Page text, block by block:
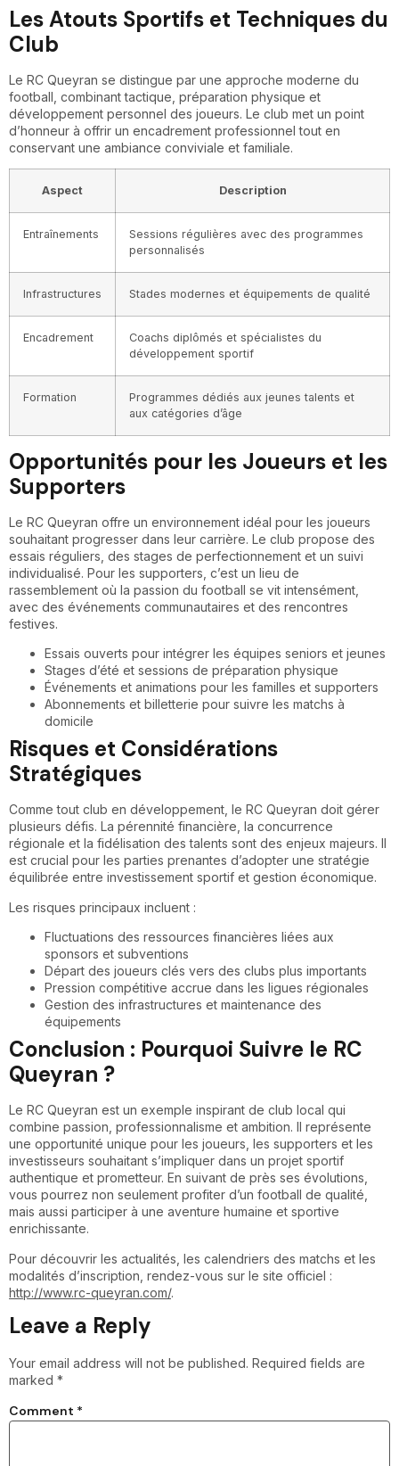
Les Atouts Sportifs et Techniques du
Club
Le RC Queyran se distingue par une approche moderne du
football, combinant tactique, préparation physique et
développement personnel des joueurs. Le club met un point
d’honneur à offrir un encadrement professionnel tout en
conservant une ambiance conviviale et familiale.
Aspect Description
Entraînements
Sessions régulières avec des programmes
personnalisés
Infrastructures Stades modernes et équipements de qualité
Encadrement
Coachs diplômés et spécialistes du
développement sportif
Formation
Programmes dédiés aux jeunes talents et
aux catégories d’âge
Opportunités pour les Joueurs et les
Supporters
Le RC Queyran offre un environnement idéal pour les joueurs
souhaitant progresser dans leur carrière. Le club propose des
essais réguliers, des stages de perfectionnement et un suivi
individualisé. Pour les supporters, c’est un lieu de
rassemblement où la passion du football se vit intensément,
avec des événements communautaires et des rencontres
festives.
Essais ouverts pour intégrer les équipes seniors et jeunes
Stages d’été et sessions de préparation physique
Événements et animations pour les familles et supporters
Abonnements et billetterie pour suivre les matchs à
domicile
Risques et Considérations
Stratégiques
Comme tout club en développement, le RC Queyran doit gérer
plusieurs défis. La pérennité financière, la concurrence
régionale et la fidélisation des talents sont des enjeux majeurs. Il
est crucial pour les parties prenantes d’adopter une stratégie
équilibrée entre investissement sportif et gestion économique.
Les risques principaux incluent :
Fluctuations des ressources financières liées aux
sponsors et subventions
Départ des joueurs clés vers des clubs plus importants
Pression compétitive accrue dans les ligues régionales
Gestion des infrastructures et maintenance des
équipements
Conclusion : Pourquoi Suivre le RC
Queyran ?
Le RC Queyran est un exemple inspirant de club local qui
combine passion, professionnalisme et ambition. Il représente
une opportunité unique pour les joueurs, les supporters et les
investisseurs souhaitant s’impliquer dans un projet sportif
authentique et prometteur. En suivant de près ses évolutions,
vous pourrez non seulement profiter d’un football de qualité,
mais aussi participer à une aventure humaine et sportive
enrichissante.
Pour découvrir les actualités, les calendriers des matchs et les
modalités d’inscription, rendez-vous sur le site officiel :
http://www.rc-queyran.com/.
Leave a Reply
Your email address will not be published. Required fields are
marked *
Comment *